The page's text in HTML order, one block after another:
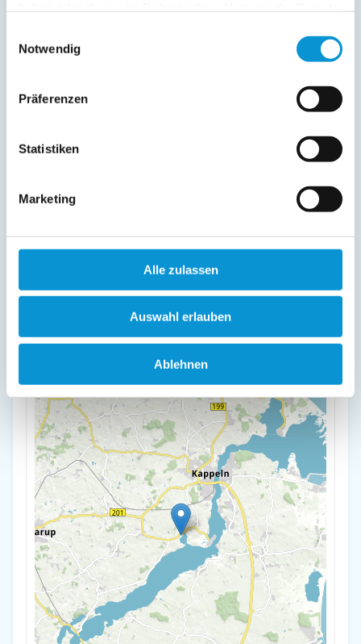
Notwendig
Präferenzen
Statistiken
Marketing
Alle zulassen
Auswahl erlauben
Ablehnen
Bootssteg mit 2 Ruderbooten ist vorhanden. Die Lage
mit Grillplatz, Kinderspielplatz, Gartenhaus, Gartenmöbeln
und 2 Strandkörben lädt zum Verweilen ein. Lassen Sie sich
Grödersby-Hof 1
-